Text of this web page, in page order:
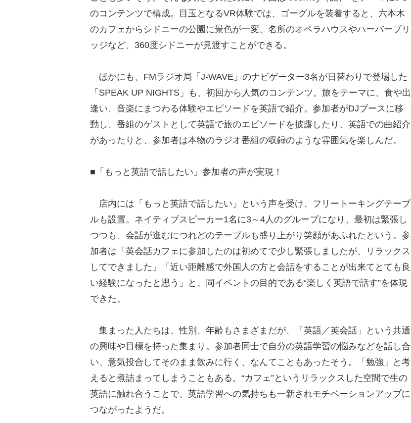
のコンテンツで構成。目玉となるVR体験では、ゴーグルを装着すると、六本木
のカフェからシドニーの公園に景色が一変、名所のオペラハウスやハーバーブリ
ッジなど、360度シドニーが見渡すことができる。
ほかにも、FMラジオ局「J-WAVE」のナビゲーター3名が日替わりで登場した
「SPEAK UP NIGHTS」も、初回から人気のコンテンツ。旅をテーマに、食や出
逢い、音楽にまつわる体験やエピソードを英語で紹介。参加者がDJブースに移
動し、番組のゲストとして英語で旅のエピソードを披露したり、英語での曲紹介
があったりと、参加者は本物のラジオ番組の収録のような雰囲気を楽しんだ。
■「もっと英語で話したい」参加者の声が実現！
店内には「もっと英語で話したい」という声を受け、フリートーキングテーブ
ルも設置。ネイティブスピーカー1名に3～4人のグループになり、最初は緊張し
つつも、会話が進むにつれどのテーブルも盛り上がり笑顔があふれたという。参
加者は「英会話カフェに参加したのは初めてで少し緊張しましたが、リラックス
してできました」「近い距離感で外国人の方と会話をすることが出来てとても良
い経験になったと思う」と、同イベントの目的である“楽しく英語で話す”を体現
できた。
集まった人たちは、性別、年齢もさまざまだが、「英語／英会話」という共通
の興味や目標を持った集まり。参加者同士で自分の英語学習の悩みなどを話し合
い、意気投合してそのまま飲みに行く、なんてこともあったそう。「勉強」と考
えると煮詰まってしまうこともある。“カフェ”というリラックスした空間で生の
英語に触れ合うことで、英語学習への気持ちも一新されモチベーションアップに
つながったようだ。